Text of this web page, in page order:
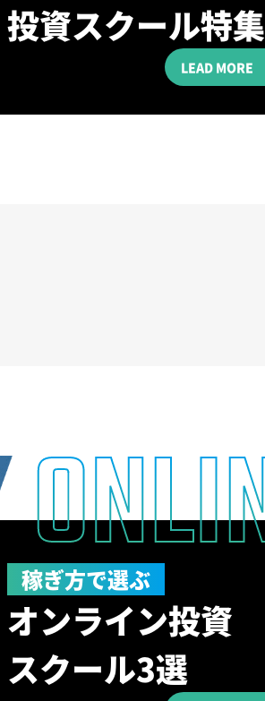
投資スクール特集
LEAD MORE
稼ぎ方で選ぶ
オンライン投資
スクール3選